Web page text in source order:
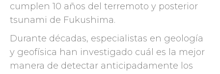
cumplen 10 años del terremoto y posterior
tsunami de Fukushima.
Durante décadas, especialistas en geología
y geofísica han investigado cuál es la mejor
manera de detectar anticipadamente los